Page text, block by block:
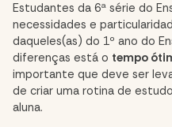
Estudantes da 6ª série do
necessidades e
daqueles(as) do 1º ano do
diferenças está o tempo
importante que deve ser
de criar uma rotina de
aluna.